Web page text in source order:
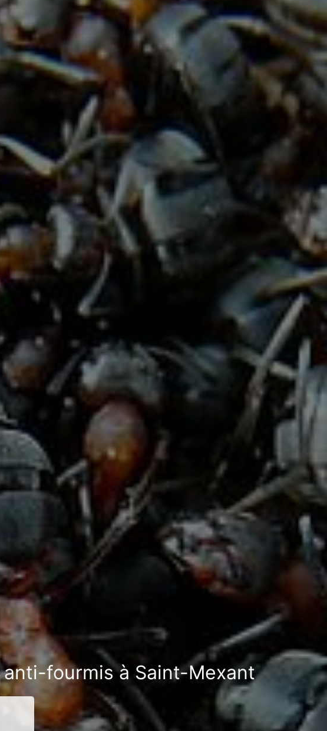
fourmis à Saint-Mexant